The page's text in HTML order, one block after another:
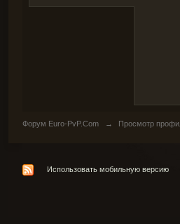
Форум Euro-PvP.Com → Просмотр
Использовать мобильную версию